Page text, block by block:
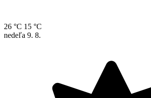
26 °C 15 °C
nedeľa 9. 8.